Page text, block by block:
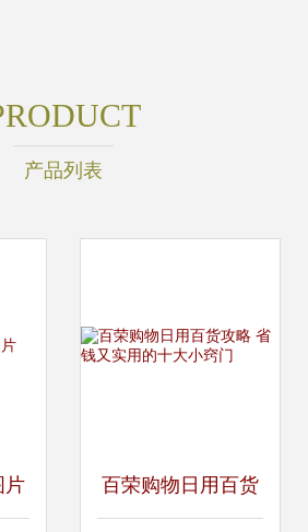
产品列表
片 百荣购物日用百货